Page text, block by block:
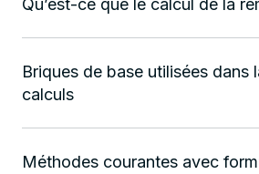
Qu’est-ce que le calcul de la
Briques de base utilisées dans
calculs
Méthodes courantes avec